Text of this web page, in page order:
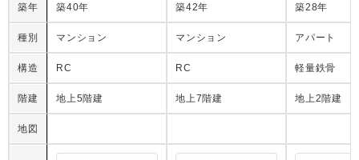
築年 築40年 築42年 築28年
種別 マンション マンション アパート
構造 RC RC 軽量鉄骨
階建 地上5階建 地上7階建 地上2階建
地図